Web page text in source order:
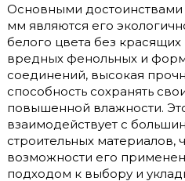
Основными
мм являются его
белого цвета без красящих
вредных фенольных и
соединений, высокая
способность сохранять
повышенной влажности.
взаимодействует с
строительных материалов,
возможности его
подходом к выбору и